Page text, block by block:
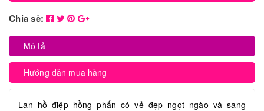
Chia sẻ:
Mô tả
Hướng dẫn mua hàng
Lan hồ điệp hồng phấn có vẻ đẹp ngọt ngào và sang